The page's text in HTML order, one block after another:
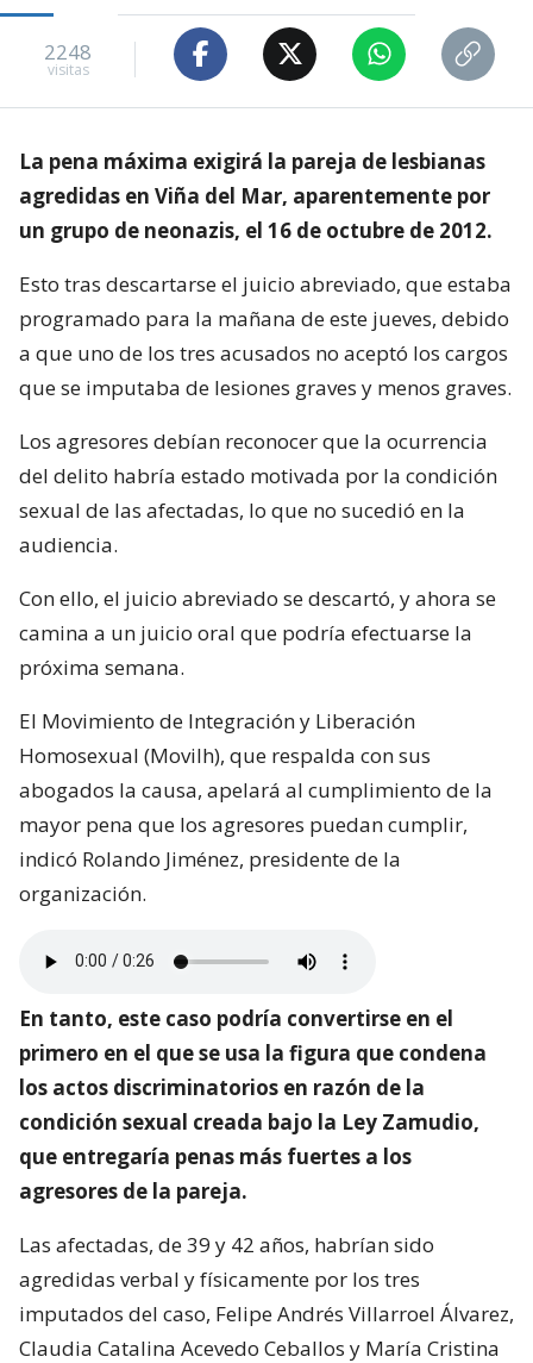
2248
visitas
La pena máxima exigirá la pareja de lesbianas
agredidas en Viña del Mar, aparentemente por
un grupo de neonazis, el 16 de octubre de 2012.
Esto tras descartarse el juicio abreviado, que estaba
programado para la mañana de este jueves, debido
a que uno de los tres acusados no aceptó los cargos
que se imputaba de lesiones graves y menos graves.
Los agresores debían reconocer que la ocurrencia
del delito habría estado motivada por la condición
sexual de las afectadas, lo que no sucedió en la
audiencia.
Con ello, el juicio abreviado se descartó, y ahora se
camina a un juicio oral que podría efectuarse la
próxima semana.
El Movimiento de Integración y Liberación
Homosexual (Movilh), que respalda con sus
abogados la causa, apelará al cumplimiento de la
mayor pena que los agresores puedan cumplir,
indicó Rolando Jiménez, presidente de la
organización.
En tanto, este caso podría convertirse en el
primero en el que se usa la figura que condena
los actos discriminatorios en razón de la
condición sexual creada bajo la Ley Zamudio,
que entregaría penas más fuertes a los
agresores de la pareja.
Las afectadas, de 39 y 42 años, habrían sido
agredidas verbal y físicamente por los tres
imputados del caso, Felipe Andrés Villarroel Álvarez,
Claudia Catalina Acevedo Ceballos y María Cristina